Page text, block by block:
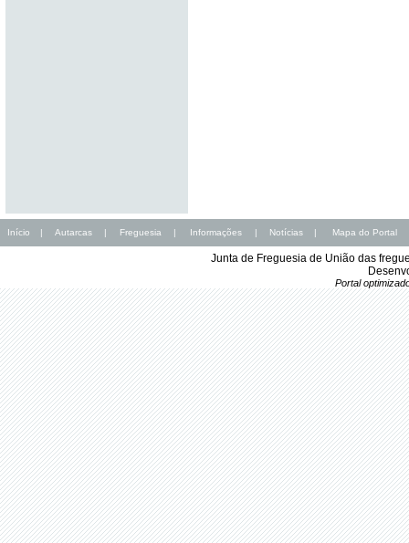
Início | Autarcas | Freguesia | Informações | Notícias | Mapa do Portal
Junta de Freguesia de União das
Portal